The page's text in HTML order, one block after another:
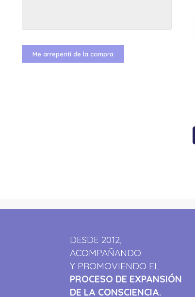
Me arrepentí de la compra
DESDE 2012,
ACOMPAÑANDO
Y PROMOVIENDO EL
PROCESO DE EXPANSIÓN
DE LA CONSCIENCIA.